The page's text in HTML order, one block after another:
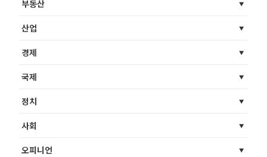
부동산
산업
경제
국제
정치
사회
오피니언